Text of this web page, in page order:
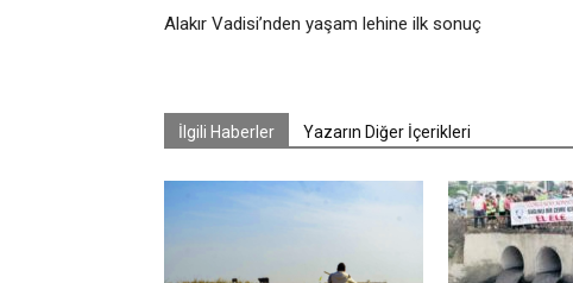
Alakır Vadisi’nden yaşam lehine ilk sonuç
İlgili Haberler Yazarın Diğer İçerikleri